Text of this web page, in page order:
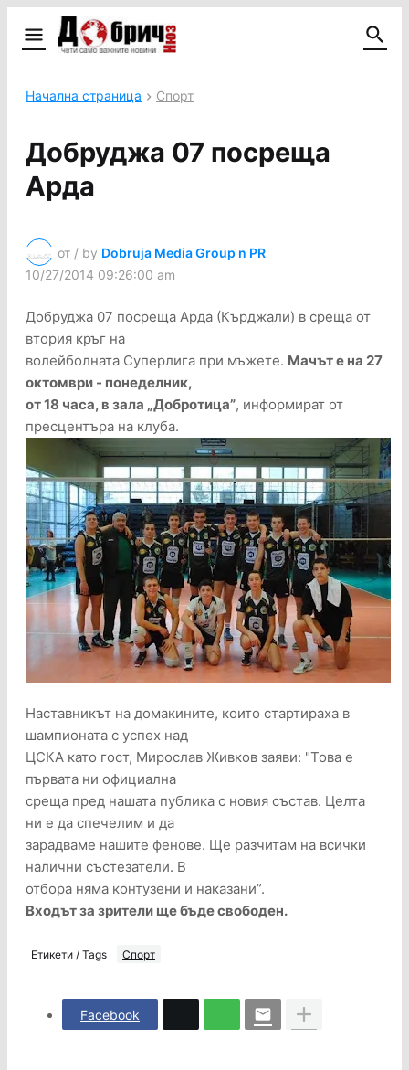
Начална страница Спорт
Добруджа 07 посреща
Арда
от / by Dobruja Media Group n PR
10/27/2014 09:26:00 am
Добруджа 07 посреща Арда (Кърджали) в среща от
втория кръг на
волейболната Суперлига при мъжете. Мачът е на 27
октомври - понеделник,
от 18 часа, в зала „Добротица”, информират от
пресцентъра на клуба.
Наставникът на домакините, които стартираха в
шампионата с успех над
ЦСКА като гост, Мирослав Живков заяви: "Това е
първата ни официална
среща пред нашата публика с новия състав. Целта
ни е да спечелим и да
зарадваме нашите фенове. Ще разчитам на всички
налични състезатели. В
отбора няма контузени и наказани”.
Входът за зрители ще бъде свободен.
Етикети / Tags Спорт
Facebook